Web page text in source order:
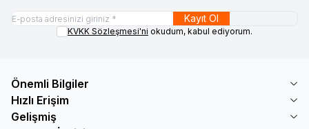
Kayıt Ol
KVKK Sözleşmesi'ni okudum, kabul ediyorum.
Önemli Bilgiler
Hızlı Erişim
Gelişmiş